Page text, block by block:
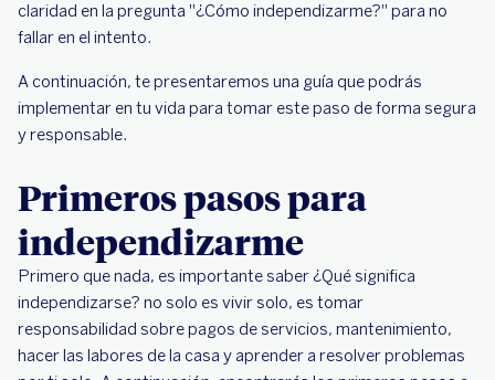
claridad en la pregunta "¿Cómo independizarme?" para no
fallar en el intento.
A continuación, te presentaremos una guía que podrás
implementar en tu vida para tomar este paso de forma segura
y responsable.
Primeros pasos para
independizarme
Primero que nada, es importante saber ¿Qué significa
independizarse? no solo es vivir solo, es tomar
responsabilidad sobre pagos de servicios, mantenimiento,
hacer las labores de la casa y aprender a resolver problemas